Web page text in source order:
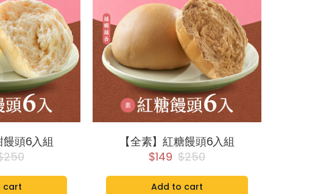
饅頭6入組
cart
【全素】紅糖饅頭6入組
$149 $250
Add to cart